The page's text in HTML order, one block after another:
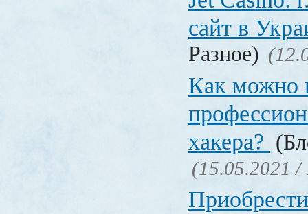
сайт в
Разное)
Как можно
хакера?
(15.05.2021 /